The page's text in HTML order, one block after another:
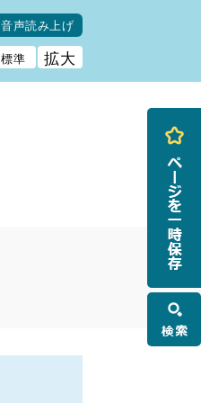
音声読み上げ
標準 拡大